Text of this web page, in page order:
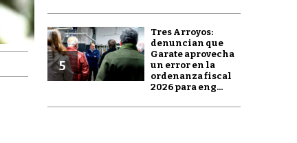
5
Tres Arroyos:
denuncian que
Garate aprovecha
un error en la
ordenanza fiscal
2026 para eng...